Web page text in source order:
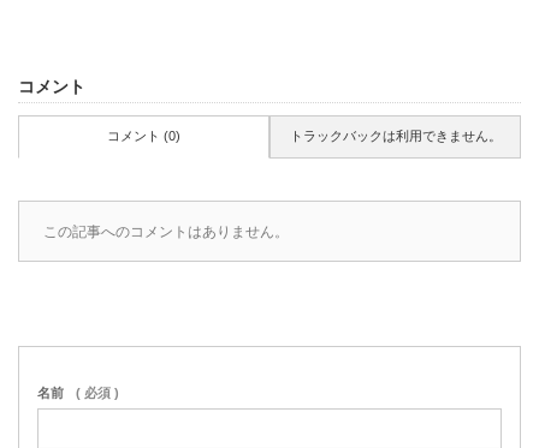
コメント
コメント (0) トラックバックは利用できません。
この記事へのコメントはありません。
名前 ( 必須 )